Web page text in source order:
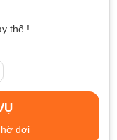
thế !
đợi